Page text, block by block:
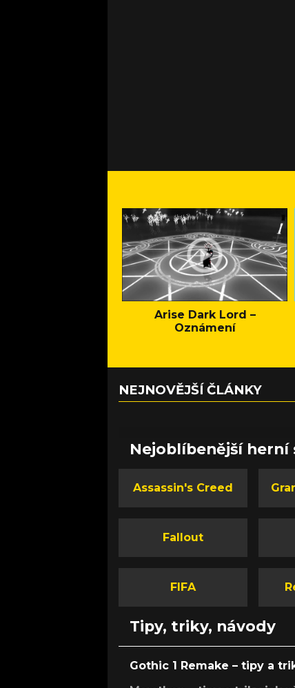
Arise Dark Lord –
Oznámení
NEJNOVĚJŠÍ ČLÁNKY
Nejoblíbenější herní
Assassin's Creed
Fallout
FIFA
Tipy, triky, návody
Gothic 1 Remake – tipy a